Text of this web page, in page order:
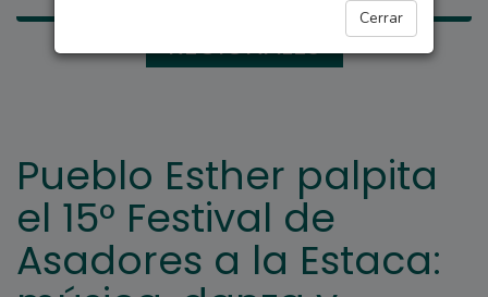
Cerrar
REGIONALES
Pueblo Esther palpita
el 15° Festival de
Asadores a la Estaca: